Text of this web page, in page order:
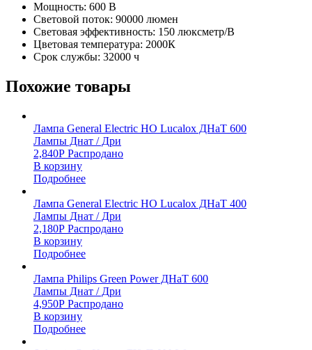
Мощность: 600 В
Световой поток: 90000 люмен
Световая эффективность: 150 люксметр/В
Цветовая температура: 2000К
Срок службы: 32000 ч
Похожие товары
Лампа General Electric HO Lucalox ДНаТ 600
Лампы Днат / Дри
2,840Р Распродано
В корзину
Подробнее
Лампа General Electric HO Lucalox ДНаТ 400
Лампы Днат / Дри
2,180Р Распродано
В корзину
Подробнее
Лампа Philips Green Power ДНаТ 600
Лампы Днат / Дри
4,950Р Распродано
В корзину
Подробнее